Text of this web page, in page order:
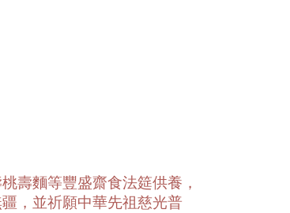
壽麵等豐盛齋食法筵供養，
，並祈願中華先祖慈光普